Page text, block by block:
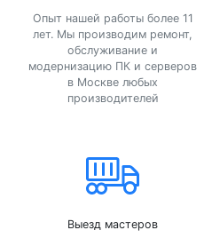
Опыт нашей работы более 11
лет. Мы производим ремонт,
обслуживание и
модернизацию ПК и серверов
в Москве любых
производителей
Выезд мастеров